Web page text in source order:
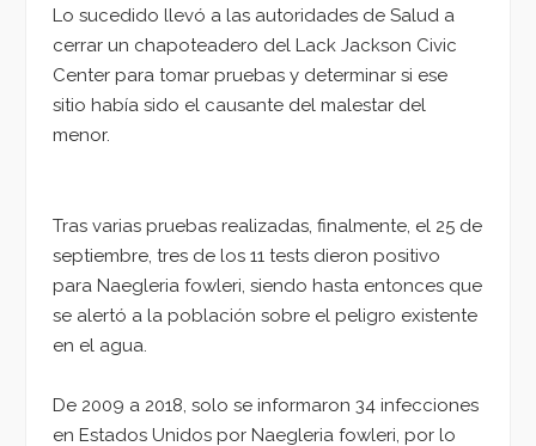
Lo sucedido llevó a las autoridades de Salud a
cerrar un chapoteadero del Lack Jackson Civic
Center para tomar pruebas y determinar si ese
sitio había sido el causante del malestar del
menor.
Tras varias pruebas realizadas, finalmente, el 25 de
septiembre, tres de los 11 tests dieron positivo
para Naegleria fowleri, siendo hasta entonces que
se alertó a la población sobre el peligro existente
en el agua.
De 2009 a 2018, solo se informaron 34 infecciones
en Estados Unidos por Naegleria fowleri, por lo